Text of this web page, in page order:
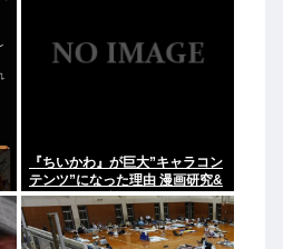
『ちいかわ』が巨大”キャラコン
テンツ”になった理由 漫画研究&
キャラクター論から紐解く